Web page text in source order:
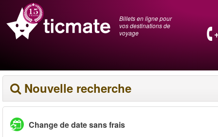
Billets en ligne pour
vos destinations de
voyage
Nouvelle recherche
Change de date sans frais